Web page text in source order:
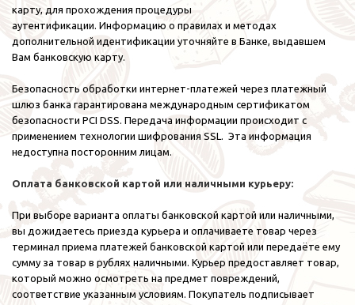
карту, для прохождения процедуры
аутентификации. Информацию о правилах и методах
дополнительной идентификации уточняйте в Банке, выдавшем
Вам банковскую карту.
Безопасность обработки интернет-платежей через платежный
шлюз банка гарантирована международным сертификатом
безопасности PCI DSS. Передача информации происходит с
применением технологии шифрования SSL. Эта информация
недоступна посторонним лицам.
Оплата банковской картой или наличными курьеру:
При выборе варианта оплаты банковской картой или наличными,
вы дожидаетесь приезда курьера и оплачиваете товар через
терминал приема платежей банковской картой или передаёте ему
сумму за товар в рублях наличными. Курьер предоставляет товар,
который можно осмотреть на предмет повреждений,
соответствие указанным условиям. Покупатель подписывает